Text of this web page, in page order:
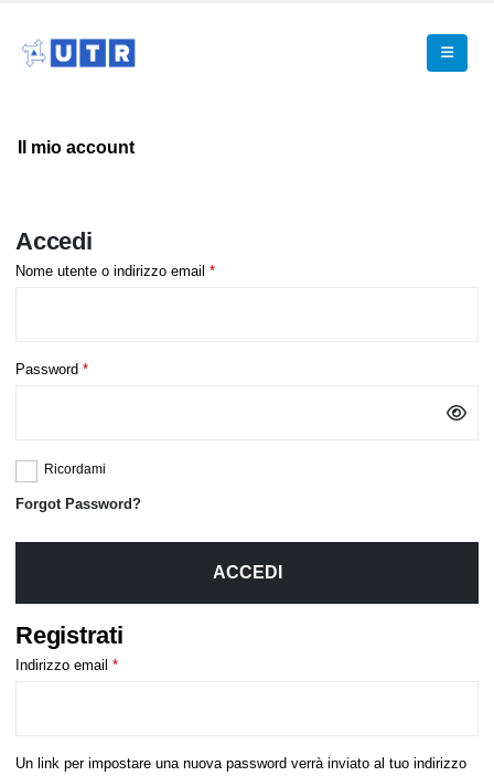
Il mio account
Accedi
Nome utente o indirizzo email *
Password *
Ricordami
Forgot Password?
ACCEDI
Registrati
Indirizzo email *
Un link per impostare una nuova password verrà inviato al tuo indirizzo